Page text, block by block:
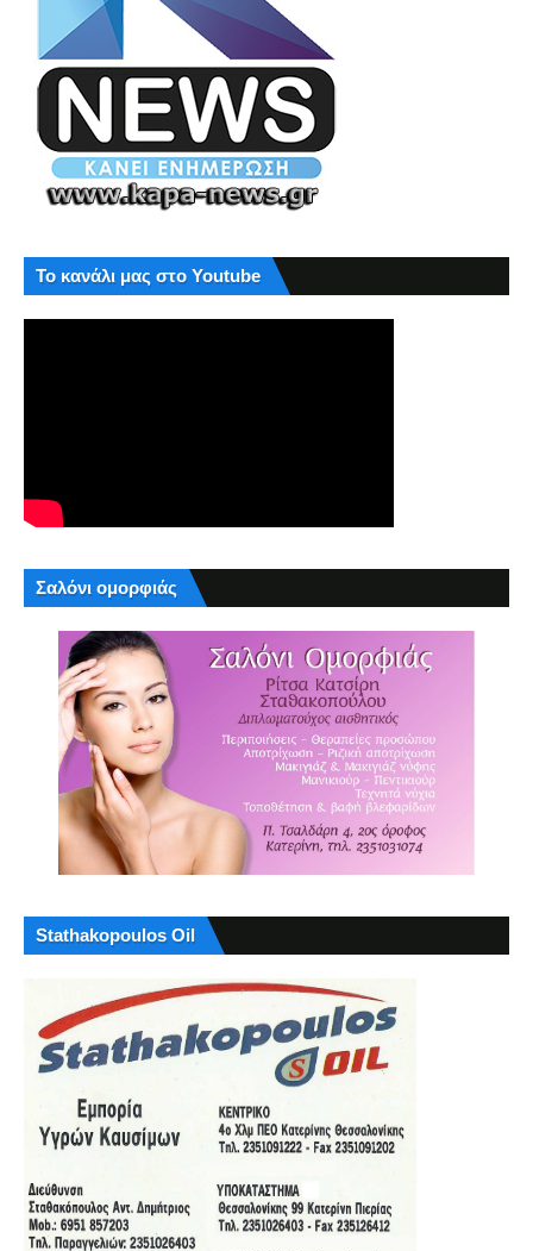
Το κανάλι μας στο Youtube
Σαλόνι ομορφιάς
Stathakopoulos Oil